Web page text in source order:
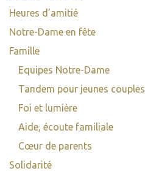
Heures d’amitié
Notre-Dame en fête
Famille
Equipes Notre-Dame
Tandem pour jeunes couples
Foi et lumière
Aide, écoute familiale
Cœur de parents
Solidarité